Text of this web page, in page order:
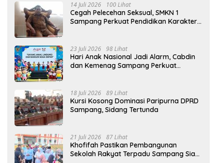
14 Juli 2026 100 Lihat
Cegah Pelecehan Seksual, SMKN 1
Sampang Perkuat Pendidikan Karakter
23 Juli 2026 98 Lihat
Hari Anak Nasional Jadi Alarm, Cabdin
dan Kemenag Sampang Perkuat
18 Juli 2026 89 Lihat
Kursi Kosong Dominasi Paripurna DPRD
Sampang, Sidang Tertunda
21 Juli 2026 87 Lihat
Khofifah Pastikan Pembangunan
Sekolah Rakyat Terpadu Sampang Siap